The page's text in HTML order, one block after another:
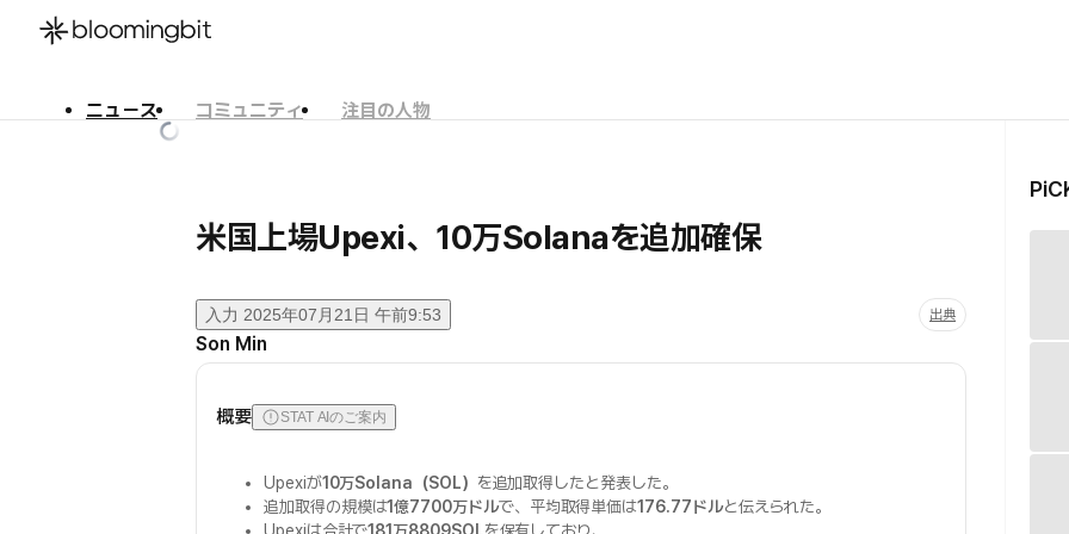
ニュース コミュニティ
注目の人物
米国上場Upexi、10万Solanaを追加確保
入力 2025年07月21日 午前9:53 出典
Son Min
概要 STAT AIのご案内
Upexiが10万Solana（SOL） を追加取得したと発表した。
追加取得の規模は1億7700万ドルで、平均取得単価は176.77ドルと伝えられた。